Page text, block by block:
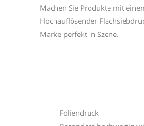
Machen Sie Produkte mit
Hochauflösender
Marke perfekt in Szene.
Foliendruck